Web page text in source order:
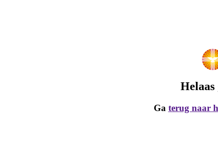
Ga terug naar